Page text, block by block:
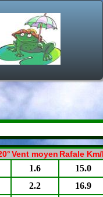
Vent moyen Rafale
1.6
15.0
2.2
16.9